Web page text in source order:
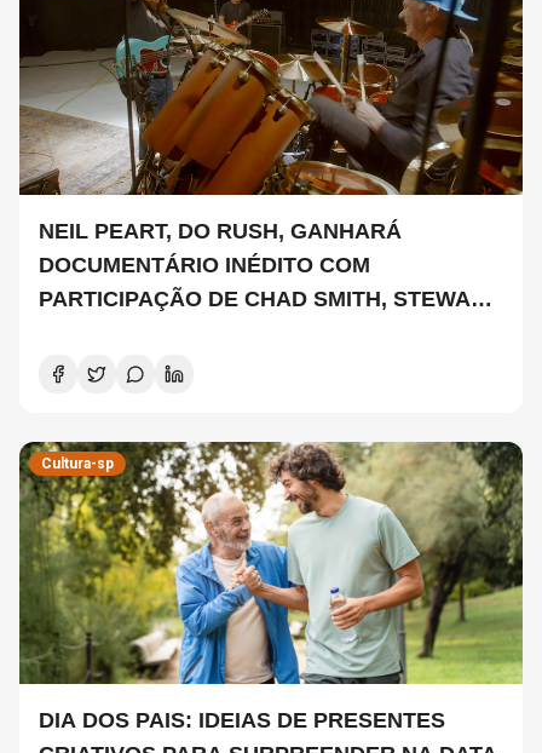
NEIL PEART, DO RUSH, GANHARÁ
DOCUMENTÁRIO INÉDITO COM
PARTICIPAÇÃO DE CHAD SMITH, STEWART
Cultura-sp
DIA DOS PAIS: IDEIAS DE PRESENTES